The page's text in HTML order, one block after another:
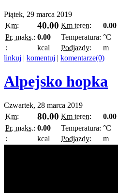
Piątek, 29 marca 2019
Km:
40.00 Km teren: 0.00
Pr. maks.: 0.00 Temperatura: °C
:
kcal Podjazdy: m
linkuj | komentuj | komentarze(0)
Alpejsko hopka
Czwartek, 28 marca 2019
Km:
80.00 Km teren: 0.00
Pr. maks.: 0.00 Temperatura: °C
:
kcal Podjazdy: m